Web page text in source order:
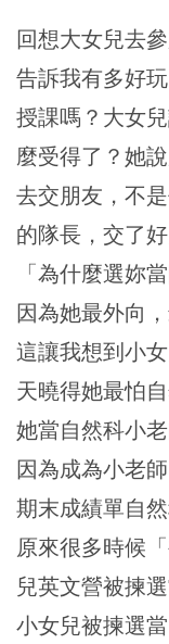
回想大女兒去
告訴我有多好
授課嗎？大女
麼受得了？她
去交朋友，不
的隊長，交了
「為什麼選妳
因為她最外向
這讓我想到小
天曉得她最怕
她當自然科小
因為成為小老
期末成績單自
原來很多時候
兒英文營被揀
小女兒被揀選